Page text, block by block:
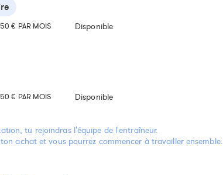
50 € PAR MOIS Disponible
50 € PAR MOIS Disponible
tu rejoindras l'équipe de l'entraîneur.
achat et vous pourrez commencer à travailler ensemble.